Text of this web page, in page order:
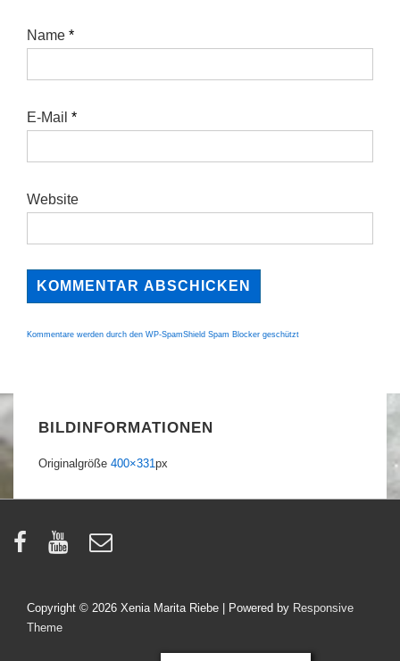
Name *
E-Mail *
Website
Kommentare werden durch den WP-SpamShield Spam Blocker geschützt
BILDINFORMATIONEN
Originalgröße 400×331px
Copyright © 2026 Xenia Marita Riebe | Powered by Responsive
Theme